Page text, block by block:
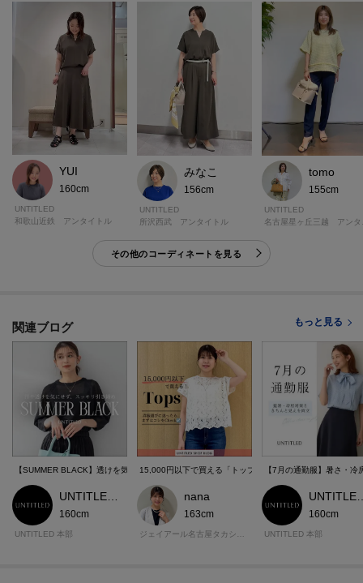
YUI
160cm
UNTITLED
和歌山近鉄 アンタイトル
みなこ
156cm
UNTITLED
所沢西武 アンタイトル
tomo
155cm
UNTITLED
その他のコーディネートを見る
関連ブログ もっと見る
【SUMMER BLACK】透けを気にせずスッキリ細見え
160cm
UNTITLED 本部
15,000円以下で買える「トップス」まとめ！
nana
163cm
【7月の通勤服】暑さ・
160cm
UNTITLED 本部